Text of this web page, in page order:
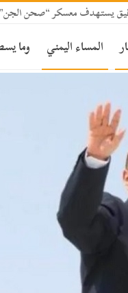
يستهدف معسكر “صحن الجن”
المساء اليمني وما